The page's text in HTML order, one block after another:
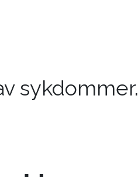
sykdommer.